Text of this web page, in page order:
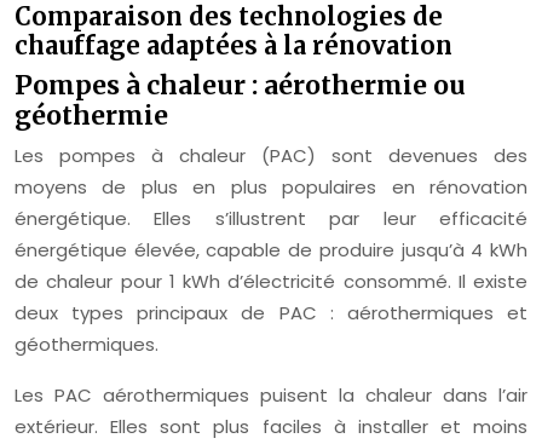
Comparaison des technologies de
chauffage adaptées à la rénovation
Pompes à chaleur : aérothermie ou
géothermie
Les pompes à chaleur (PAC) sont devenues des
moyens de plus en plus populaires en rénovation
énergétique. Elles s’illustrent par leur efficacité
énergétique élevée, capable de produire jusqu’à 4 kWh
de chaleur pour 1 kWh d’électricité consommé. Il existe
deux types principaux de PAC : aérothermiques et
géothermiques.
Les PAC aérothermiques puisent la chaleur dans l’air
extérieur. Elles sont plus faciles à installer et moins